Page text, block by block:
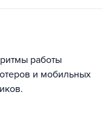
работы
и мобильных